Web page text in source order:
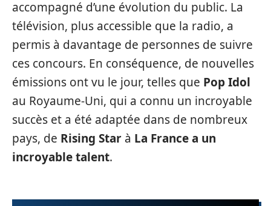
accompagné d’une évolution du public. La
télévision, plus accessible que la radio, a
permis à davantage de personnes de suivre
ces concours. En conséquence, de nouvelles
émissions ont vu le jour, telles que Pop Idol
au Royaume-Uni, qui a connu un incroyable
succès et a été adaptée dans de nombreux
pays, de Rising Star à La France a un
incroyable talent.